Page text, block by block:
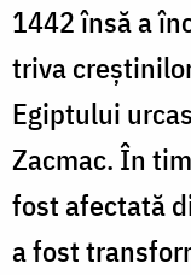
1442 însă a
triva
Egiptului
Zacmac. În
fost afectată
a fost